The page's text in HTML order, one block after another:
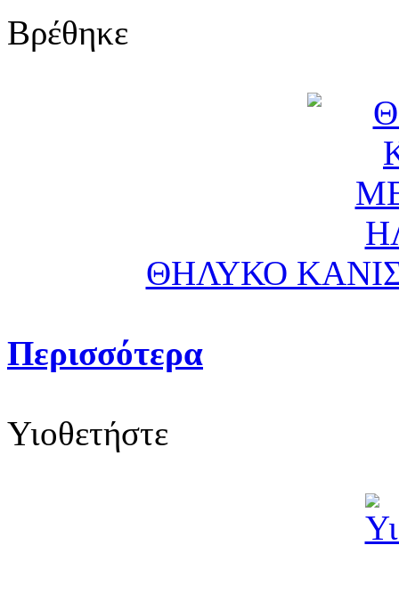
Βρέθηκε
ΘΗΛΥΚΟ
Περισσότερα
Υιοθετήστε